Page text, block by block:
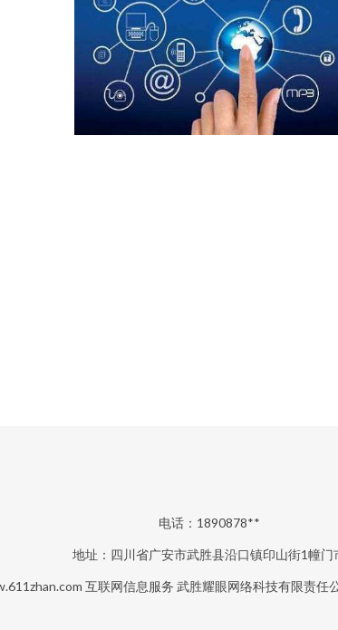
电话：1890878**
地址：四川省广安市武胜县沿口镇印山街1幢门
互联网信息服务 武胜耀眼网络科技有限责任